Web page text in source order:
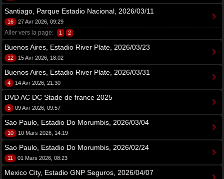
Santiago, Parque Estadio Nacional, 2026/03/11
16 27 Avr 2026, 09:29
Aller vers la page: 1 2
Buenos Aires, Estadio River Plate, 2026/03/23
12 15 Avr 2026, 18:02
Buenos Aires, Estadio River Plate, 2026/03/31
4 14 Avr 2026, 21:30
DVD AC DC Stade de france 2025
5 09 Avr 2026, 09:57
Sao Paulo, Estadio Do Morumbis, 2026/03/04
10 10 Mars 2026, 14:19
Sao Paulo, Estadio Do Morumbis, 2026/02/24
11 01 Mars 2026, 08:23
Mexico City, Estadio GNP Seguros, 2026/04/07